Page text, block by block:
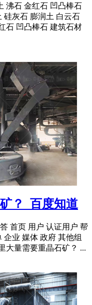
沸石 金红石 凹凸棒石
硅灰石 膨润土 白云石
石 凹凸棒石 建筑石材
？_百度知道
首页 用户 认证用户 帮
业 媒体 政府 其他组
大量需要重晶石矿？ ...